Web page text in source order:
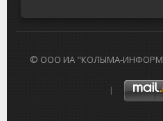
© ООО ИА "КОЛЫМА-ИНФОРМ"